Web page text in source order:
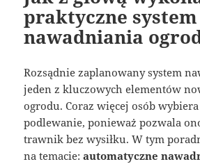
praktyczne system
nawadniania
Rozsądnie zaplanowany system
jeden z kluczowych elementów
ogrodu. Coraz więcej osób
podlewanie, ponieważ pozwala
trawnik bez wysiłku. W tym
na temacie:automatyczne